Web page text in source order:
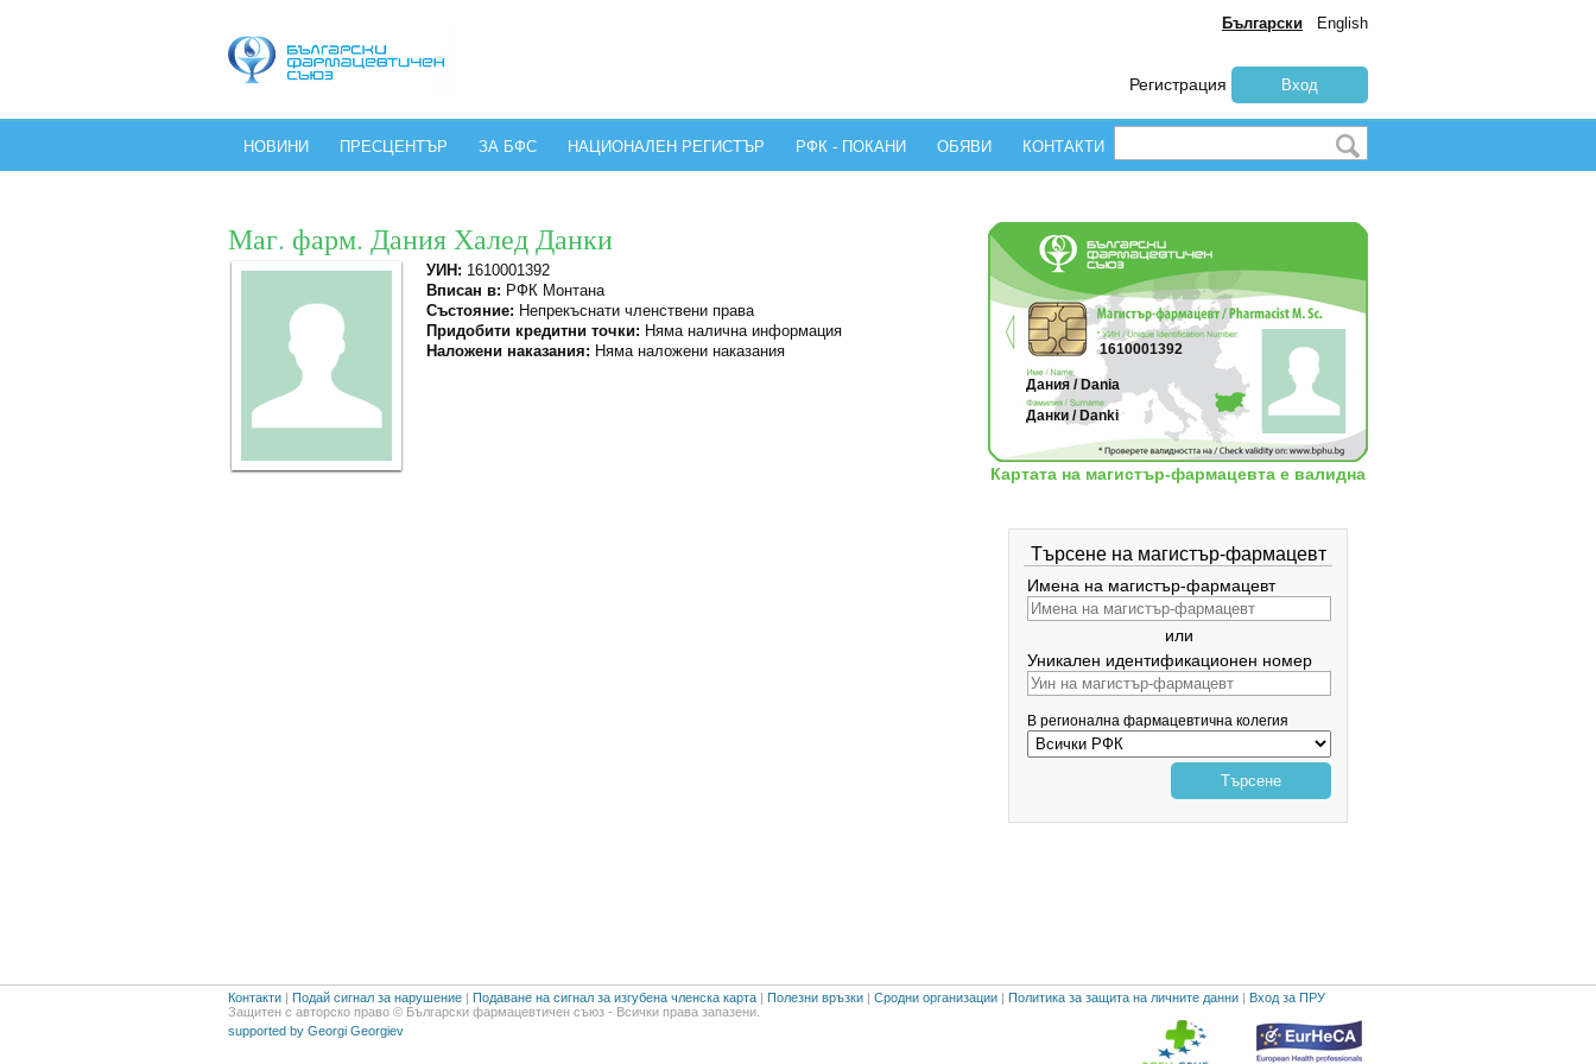
Български English
Регистрация Вход
НОВИНИ ПРЕСЦЕНТЪР ЗА БФС НАЦИОНАЛЕН РЕГИСТЪР РФК - ПОКАНИ ОБЯВИ КОНТАКТИ
Маг. фарм. Дания Халед Данки
УИН: 1610001392
Вписан в: РФК Монтана
Състояние: Непрекъснати членствени права
Придобити кредитни точки: Няма налична информация
Наложени наказания: Няма наложени наказания 1610001392
Дания / Dania
Данки / Danki
Картата на магистър-фармацевта е валидна
Търсене на магистър-фармацевт
Имена на магистър-фармацевт
или
Уникален идентификационен номер
В регионална фармацевтична колегия
Търсене
Контакти | Подай сигнал за нарушение | Подаване на сигнал за изгубена членска карта | Полезни връзки | Сродни организации | Политика за защита на личните данни | Вход за ПРУ
Защитен с авторско право © Български фармацевтичен съюз - Всички права запазени.
supported by Georgi Georgiev